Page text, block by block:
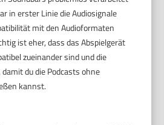
in erster Linie die Audiosignale
mit den Audioformaten
ist eher, dass das Abspielgerät
zueinander sind und die
du die Podcasts ohne
kannst.